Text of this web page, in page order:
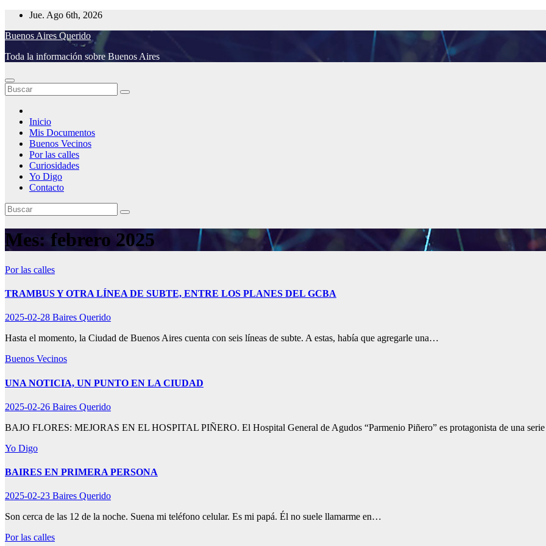
Saltar
contenido
Jue. Ago 6th, 2026
Buenos Aires Querido
Toda la información sobre Buenos Aires
Inicio
Mis Documentos
Buenos Vecinos
Por las calles
Curiosidades
Yo Digo
Contacto
Mes: febrero 2025
Por las calles
TRAMBUS Y OTRA LÍNEA DE SUBTE, ENTRE LOS PLANES DEL GCBA
2025-02-28 Baires Querido
Hasta el momento, la Ciudad de Buenos Aires cuenta con seis líneas de subte. A estas, había que agregarle una…
Buenos Vecinos
UNA NOTICIA, UN PUNTO EN LA CIUDAD
2025-02-26 Baires Querido
BAJO FLORES: MEJORAS EN EL HOSPITAL PIÑERO. El Hospital General de Agudos “Parmenio Piñero” es protagonista de una
Yo Digo
BAIRES EN PRIMERA PERSONA
2025-02-23 Baires Querido
Son cerca de las 12 de la noche. Suena mi teléfono celular. Es mi papá. Él no suele llamarme en…
Por las calles